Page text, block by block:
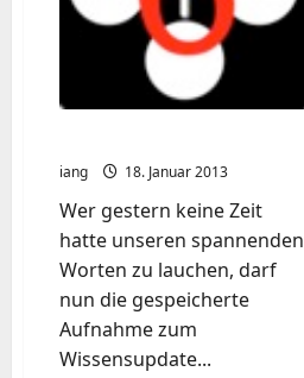
iang 18. Januar 2013
Wer gestern keine Zeit
hatte unseren spannenden
Worten zu lauchen, darf
nun die gespeicherte
Aufnahme zum
Wissensupdate...